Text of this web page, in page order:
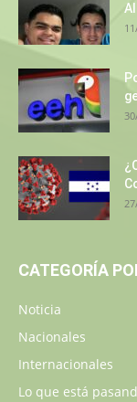
CATEGORÍA
Noticia
Nacionales
Internacionales
Lo que está